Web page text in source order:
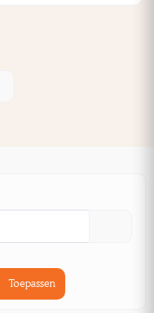
Toepassen